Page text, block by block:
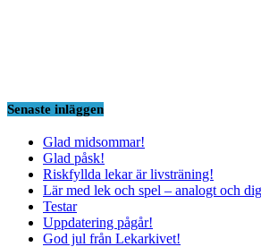
Senaste inläggen
Glad midsommar!
Glad påsk!
Riskfyllda lekar är livsträning!
Lär med lek och spel – analogt och
Testar
Uppdatering pågår!
God jul från Lekarkivet!